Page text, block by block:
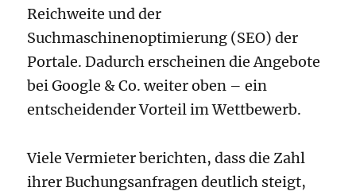
Reichweite und der
Suchmaschinenoptimierung (SEO) der
Portale. Dadurch erscheinen die Angebote
bei Google & Co. weiter oben – ein
entscheidender Vorteil im Wettbewerb.
Viele Vermieter berichten, dass die Zahl
ihrer Buchungsanfragen deutlich steigt,